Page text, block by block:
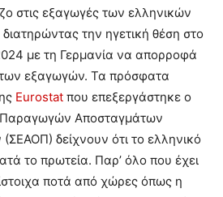
στις εξαγωγές των ελληνικών
την ηγετική θέση στο
με τη Γερμανία να απορροφά
εξαγωγών. Τα πρόσφατα
Eurostat που επεξεργάστηκε ο
Αποσταγμάτων
δείχνουν ότι το ελληνικό
το πρωτεία. Παρ’ όλο που έχει
ποτά από χώρες όπως η